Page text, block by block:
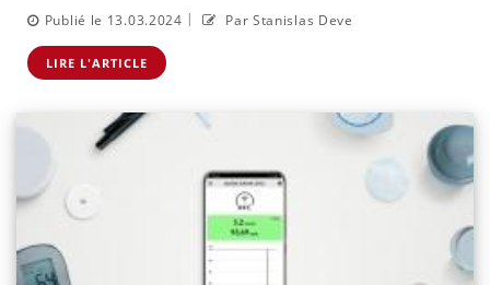
Publié le 13.03.2024 | Par Stanislas Deve
LIRE L'ARTICLE